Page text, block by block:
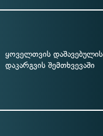
ყოველთვის
დაკარგვის შემთხვევაში